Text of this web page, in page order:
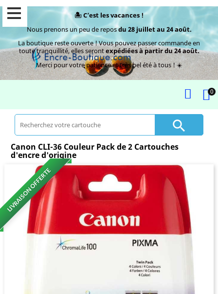
🏝️ C’est les vacances !
Nous prenons un peu de reposdu 28 juillet au 24 août.
La boutique reste ouverte ! Vous pouvez passer commande en
toute tranquillité, elles serontexpédiées à partir du 24 août.
Merci pour votre patience et très bel été à tous ! ☀️
0

Canon CLI-36 Couleur Pack de 2 Cartouches
d'encre d'origine
LIVRAISON OFFERTE